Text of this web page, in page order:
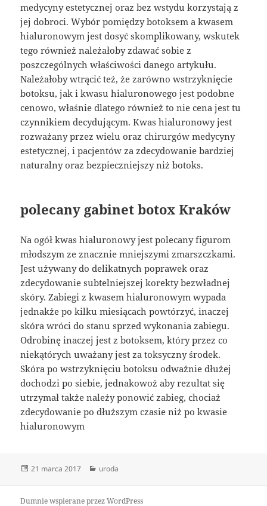
medycyny estetycznej oraz bez wstydu korzystają z
jej dobroci. Wybór pomiędzy botoksem a kwasem
hialuronowym jest dosyć skomplikowany, wskutek
tego również należałoby zdawać sobie z
poszczególnych właściwości danego artykułu.
Należałoby wtrącić też, że zarówno wstrzyknięcie
botoksu, jak i kwasu hialuronowego jest podobne
cenowo, właśnie dlatego również to nie cena jest tu
czynnikiem decydującym. Kwas hialuronowy jest
rozważany przez wielu oraz chirurgów medycyny
estetycznej, i pacjentów za zdecydowanie bardziej
naturalny oraz bezpieczniejszy niż botoks.
polecany gabinet botox Kraków
Na ogół kwas hialuronowy jest polecany figurom
młodszym ze znacznie mniejszymi zmarszczkami.
Jest używany do delikatnych poprawek oraz
zdecydowanie subtelniejszej korekty bezwładnej
skóry. Zabiegi z kwasem hialuronowym wypada
jednakże po kilku miesiącach powtórzyć, inaczej
skóra wróci do stanu sprzed wykonania zabiegu.
Odrobinę inaczej jest z botoksem, który przez co
niekątórych uważany jest za toksyczny środek.
Skóra po wstrzyknięciu botoksu odważnie dłużej
dochodzi po siebie, jednakowoż aby rezultat się
utrzymał także należy ponowić zabieg, chociaż
zdecydowanie po dłuższym czasie niż po kwasie
hialuronowym
Data
21 marca 2017 Kategorie
uroda
Dumnie wspierane przez WordPress